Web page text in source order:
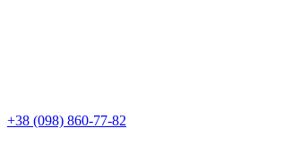
+38 (098) 860-77-82